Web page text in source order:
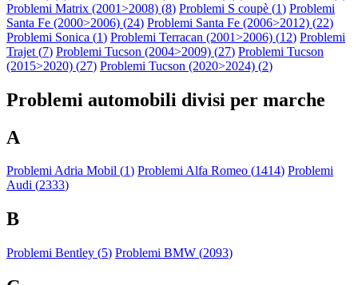
Problemi Matrix (2001>2008) (8) Problemi S coupè (1) Problemi
Santa Fe (2000>2006) (24) Problemi Santa Fe (2006>2012) (22)
Problemi Sonica (1) Problemi Terracan (2001>2006) (12) Problemi
Trajet (7) Problemi Tucson (2004>2009) (27) Problemi Tucson
(2015>2020) (27) Problemi Tucson (2020>2024) (2)
Problemi automobili divisi per marche
A
Problemi Adria Mobil (1) Problemi Alfa Romeo (1414) Problemi
Audi (2333)
B
Problemi Bentley (5) Problemi BMW (2093)